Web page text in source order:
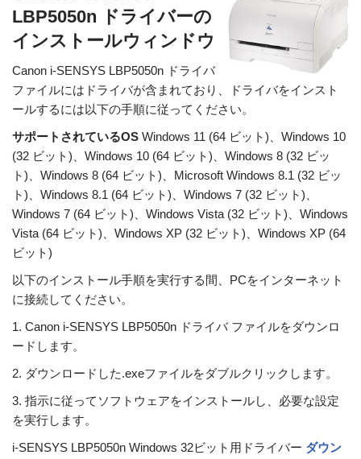
LBP5050n ドライバーの
インストールウィンドウ
Canon i-SENSYS LBP5050n ドライバ
ファイルにはドライバが含まれており、ドライバをインスト
ールするには以下の手順に従ってください。
サポートされているOS Windows 11 (64 ビット)、Windows 10
(32 ビット)、Windows 10 (64 ビット)、Windows 8 (32 ビッ
ト)、Windows 8 (64 ビット)、Microsoft Windows 8.1 (32 ビッ
ト)、Windows 8.1 (64 ビット)、Windows 7 (32 ビット)、
Windows 7 (64 ビット)、Windows Vista (32 ビット)、Windows
Vista (64 ビット)、Windows XP (32 ビット)、Windows XP (64
ビット)
以下のインストール手順を実行する間、PCをインターネット
に接続してください。
1. Canon i-SENSYS LBP5050n ドライバ ファイルをダウンロ
ードします。
2. ダウンロードした.exeファイルをダブルクリックします。
3. 指示に従ってソフトウェアをインストールし、必要な設定
を実行します。
i-SENSYS LBP5050n Windows 32ビット用ドライバー ダウン